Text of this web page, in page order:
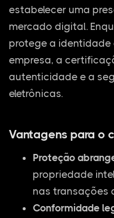
estabelecer uma
mercado digital.
protege a identidade
empresa, a
autenticidade e a
eletrônicas.
Vantagens para o
Proteção
propriedade
nas transações
Conformidade